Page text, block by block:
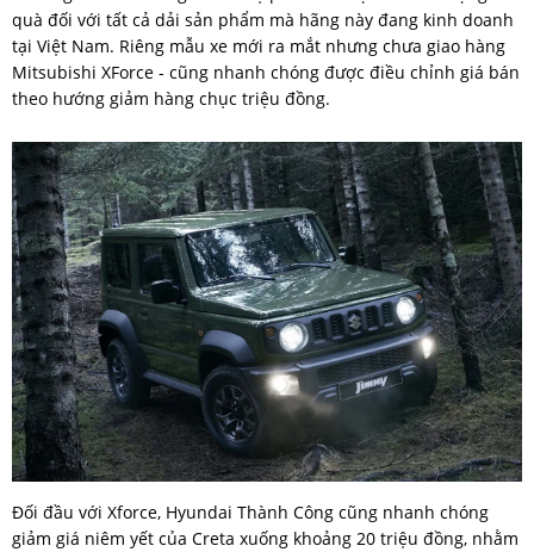
quà đối với tất cả dải sản phẩm mà hãng này đang kinh doanh
tại Việt Nam. Riêng mẫu xe mới ra mắt nhưng chưa giao hàng
Mitsubishi XForce - cũng nhanh chóng được điều chỉnh giá bán
theo hướng giảm hàng chục triệu đồng.
Đối đầu với Xforce, Hyundai Thành Công cũng nhanh chóng
giảm giá niêm yết của Creta xuống khoảng 20 triệu đồng, nhằm